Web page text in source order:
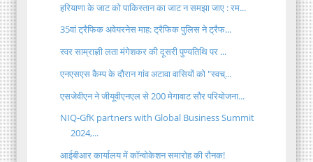
हरियाणा के जाट को पाकिस्तान का जाट न समझा जाए : रम...
35वां ट्रैफिक अवेयरनेस माह: ट्रैफिक पुलिस ने ट्रैफ...
स्वर साम्राज्ञी लता मंगेशकर की दूसरी पुण्यतिथि पर ...
एनएसएस कैम्प के दौरान गांव अटावा वासियों को "स्वच्...
एसजेवीएन ने जीयूवीएनएल से 200 मेगावाट सौर परियोजना...
NIQ-GfK partners with Global Business Summit
2024,...
आईबीआर कार्यालय में कॉन्वोकेशन समारोह की रौनक!